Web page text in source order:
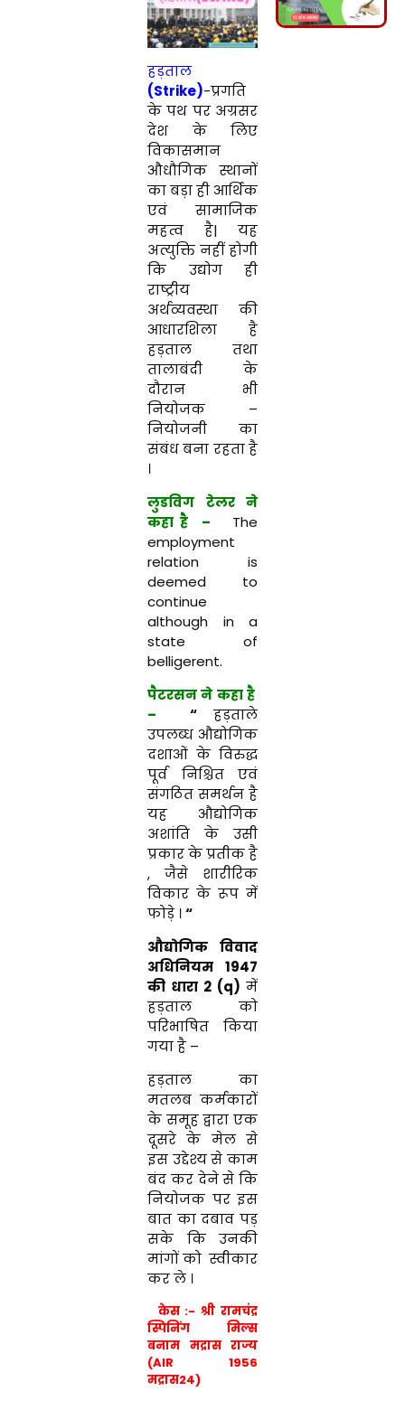
हड़ताल
(Strike)-प्रगति
के पथ पर अग्रसर
देश के लिए
विकासमान
औधौगिक स्थानों
का बड़ा ही आर्थिक
एवं सामाजिक
महत्व है| यह
अत्युक्ति नहीं होगी
कि उद्योग ही
राष्ट्रीय
अर्थव्यवस्था की
आधारशिला है
हड़ताल तथा
तालाबंदी के
दौरान भी
नियोजक –
नियोजनी का
संबंध बना रहता है
।
लुडविग टेलर ने
कहा है –
The
employment
relation is
deemed to
continue
although in a
state of
belligerent.
पैटरसन ने कहा है
–
“हड़ताले
उपलब्ध औद्योगिक
दशाओं के विरुद्ध
पूर्व निश्चित एवं
संगठित समर्थन है
यह औद्योगिक
अशांति के उसी
प्रकार के प्रतीक है
, जैसे शारीरिक
विकार के रूप में
फोड़े ।“
औद्योगिक विवाद
अधिनियम 1947
की धारा 2 (q)में
हड़ताल को
परिभाषित किया
गया है –
हड़तालका
मतलब कर्मकारों
के समूह द्वारा एक
दूसरे के मेल से
इस उद्देश्य से काम
बंद कर देने से कि
नियोजक पर इस
बात का दबाव पड़
सके कि उनकी
मांगों को स्वीकार
कर ले ।
केस :- श्री रामचंद्र
स्पिनिंग मिल्स
बनाममद्रास राज्य
(AIR 1956
मद्रास24)